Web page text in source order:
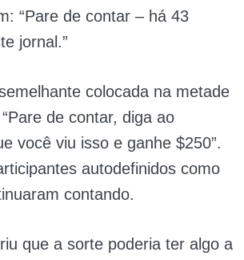
“Pare de contar – há 43
jornal.”
colocada na metade
de contar, diga ao
você viu isso e ganhe $250”.
autodefinidos como
contando.
que a sorte poderia ter algo a